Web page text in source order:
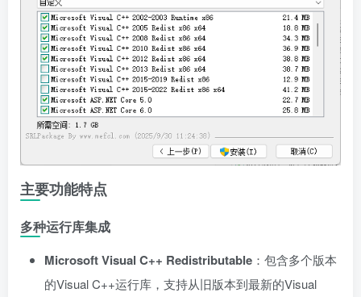
主要功能特点
多种运行库集成
Microsoft Visual C++ Redistributable ：包含多个版本
的Visual C++运行库，支持从旧版本到最新的Visual